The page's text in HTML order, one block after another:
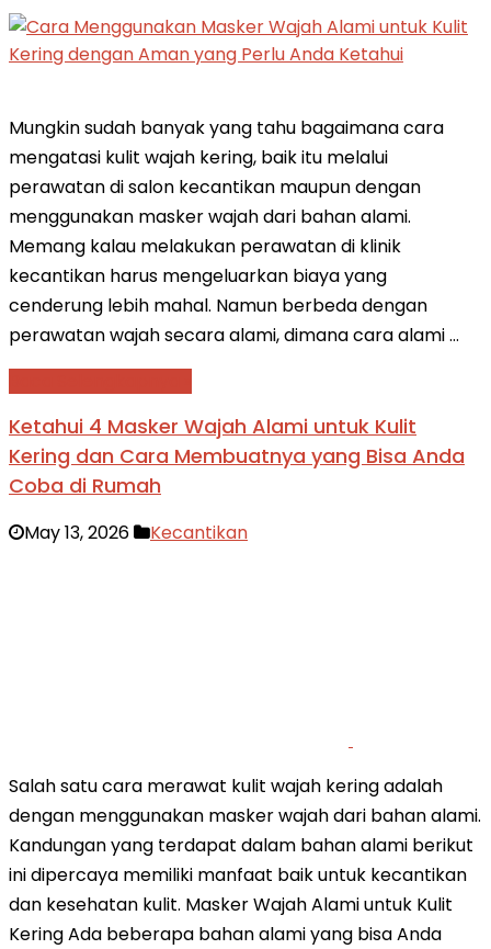
Mungkin sudah banyak yang tahu bagaimana cara
mengatasi kulit wajah kering, baik itu melalui
perawatan di salon kecantikan maupun dengan
menggunakan masker wajah dari bahan alami.
Memang kalau melakukan perawatan di klinik
kecantikan harus mengeluarkan biaya yang
cenderung lebih mahal. Namun berbeda dengan
perawatan wajah secara alami, dimana cara alami …
Ketahui 4 Masker Wajah Alami untuk Kulit
Kering dan Cara Membuatnya yang Bisa Anda
Coba di Rumah
May 13, 2026 Kecantikan
Salah satu cara merawat kulit wajah kering adalah
dengan menggunakan masker wajah dari bahan alami.
Kandungan yang terdapat dalam bahan alami berikut
ini dipercaya memiliki manfaat baik untuk kecantikan
dan kesehatan kulit. Masker Wajah Alami untuk Kulit
Kering Ada beberapa bahan alami yang bisa Anda